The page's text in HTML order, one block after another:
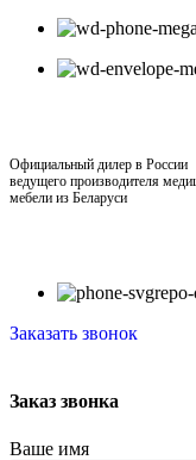
Официальный дилер в России
ведущего производителя
мебели из Беларуси
Заказать звонок
Заказ звонка
Ваше имя